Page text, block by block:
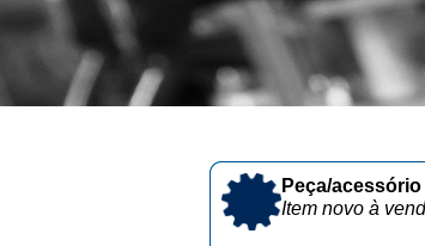
Peça/
Item novo à